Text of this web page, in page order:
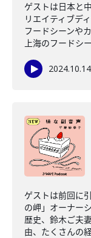
ゲストは日本と
リエイティブデ
フードシーンや
上海のフードシ
2024.10.14
ゲストは前回に
の岬」オーナー
歴史、鈴木ご夫
由、たくさんの